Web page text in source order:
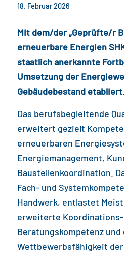
18. Februar 2026
Mit dem/der „Geprüfte/r
erneuerbare Energien
staatlich anerkannte
Umsetzung der
Gebäudebestand etabliert.
Das berufsbegleitende
erweitert gezielt
erneuerbaren
Energiemanagement,
Baustellenkoordination.
Fach- und
Handwerk, entlastet
erweiterte
Beratungskompetenz
Wettbewerbsfähigkeit